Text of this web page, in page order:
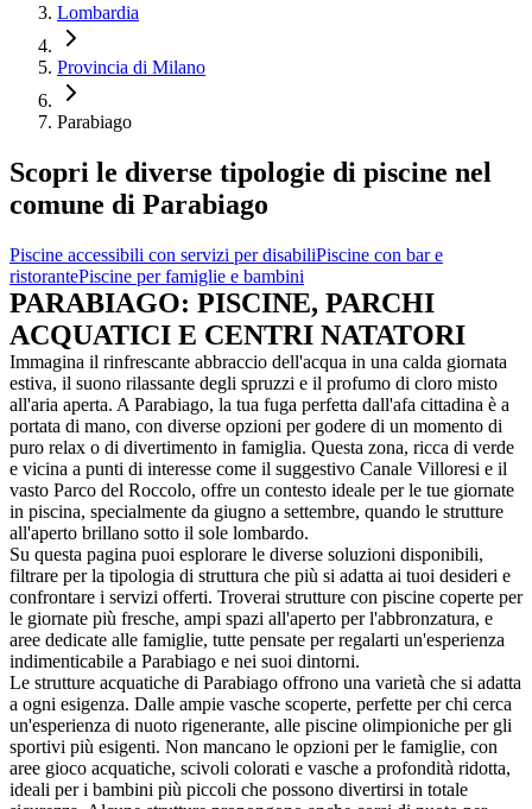
Lombardia
Provincia di Milano
Parabiago
Scopri le diverse tipologie di piscine nel
comune di Parabiago
Piscine accessibili con servizi per disabiliPiscine con bar e
ristorantePiscine per famiglie e bambini
PARABIAGO: PISCINE, PARCHI
ACQUATICI E CENTRI NATATORI
Immagina il rinfrescante abbraccio dell'acqua in una calda giornata
estiva, il suono rilassante degli spruzzi e il profumo di cloro misto
all'aria aperta. A Parabiago, la tua fuga perfetta dall'afa cittadina è a
portata di mano, con diverse opzioni per godere di un momento di
puro relax o di divertimento in famiglia. Questa zona, ricca di verde
e vicina a punti di interesse come il suggestivo Canale Villoresi e il
vasto Parco del Roccolo, offre un contesto ideale per le tue giornate
in piscina, specialmente da giugno a settembre, quando le strutture
all'aperto brillano sotto il sole lombardo.
Su questa pagina puoi esplorare le diverse soluzioni disponibili,
filtrare per la tipologia di struttura che più si adatta ai tuoi desideri e
confrontare i servizi offerti. Troverai strutture con piscine coperte per
le giornate più fresche, ampi spazi all'aperto per l'abbronzatura, e
aree dedicate alle famiglie, tutte pensate per regalarti un'esperienza
indimenticabile a Parabiago e nei suoi dintorni.
Le strutture acquatiche di Parabiago offrono una varietà che si adatta
a ogni esigenza. Dalle ampie vasche scoperte, perfette per chi cerca
un'esperienza di nuoto rigenerante, alle piscine olimpioniche per gli
sportivi più esigenti. Non mancano le opzioni per le famiglie, con
aree gioco acquatiche, scivoli colorati e vasche a profondità ridotta,
ideali per i bambini più piccoli che possono divertirsi in totale